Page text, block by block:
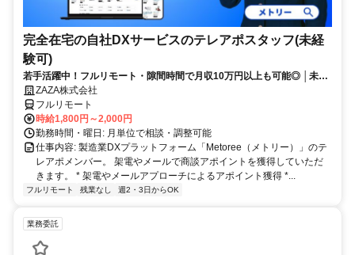
完全在宅の自社DXサービスのテレアポスタッフ(未経
験可)
若手活躍中！フルリモート・隙間時間で月収10万円以上も可能◎ │未経
験からインサイドセールスに挑戦
ZAZA株式会社
フルリモート
時給1,800円～2,000円
勤務時間・曜日: 月単位で相談・調整可能
仕事内容: 製造業DXプラットフォーム「Metoree（メトリー）」のテ
レアポメンバー。 架電やメールで商談アポイントを獲得していただ
きます。 * 架電やメールアプローチによるアポイント獲得 *...
フルリモート 残業なし 週2・3日からOK
業務委託